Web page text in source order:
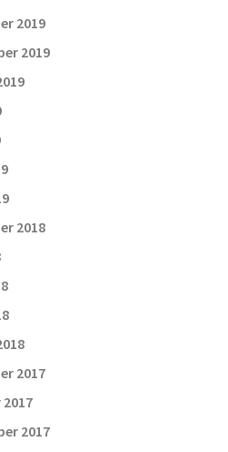
2019
2019
2018
2017
2017